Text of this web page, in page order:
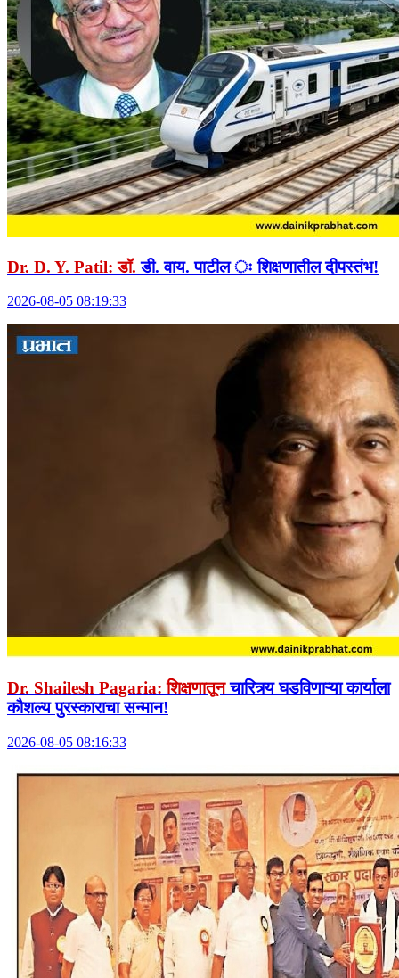
Dr. D. Y. Patil: डॉ. डी. वाय. पाटील ः शिक्षणातील दीपस्तंभ!
2026-08-05 08:19:33
Dr. Shailesh Pagaria: शिक्षणातून चारित्र्य घडविणाऱ्या कार्याला
कौशल्य पुरस्काराचा सन्मान!
2026-08-05 08:16:33